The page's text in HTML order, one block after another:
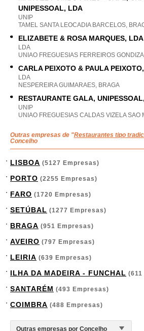
UNIPESSOAL, LDA
UNIP
TAMEL SANTA LEOCADIA BARCELOS,
ELIZABETE & ROSA MARQUES, LDA
LDA
UNIAO FREGUESIAS FERREIROS
CARLA PEIXOTO & PAULA
LDA
NESPEREIRA GUIMARAES, BRAGA
RESTAURANTE GALA,
UNIP
UNIAO FREGUESIAS CALDAS VIZELA SAO
Outras empresas de "Restaurantes tipo
Concelho
LISBOA (5127 Empresas)
PORTO (2255 Empresas)
FARO (1720 Empresas)
SETÚBAL (1277 Empresas)
BRAGA (951 Empresas)
AVEIRO (797 Empresas)
LEIRIA (639 Empresas)
ILHA DA MADEIRA - FUNCHAL
SANTARÉM (493 Empresas)
COIMBRA (488 Empresas)